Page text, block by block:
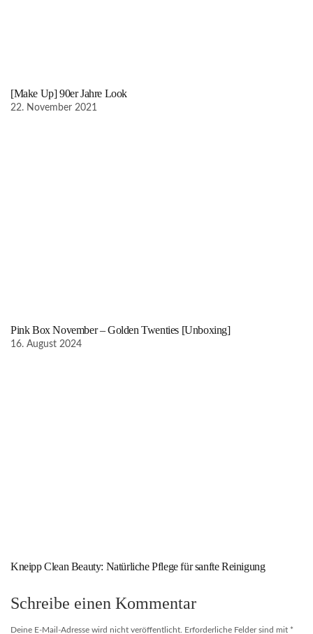
[Make Up] 90er Jahre Look
22. November 2021
Pink Box November – Golden Twenties [Unboxing]
16. August 2024
Kneipp Clean Beauty: Natürliche Pflege für sanfte Reinigung
Schreibe einen Kommentar
Deine E-Mail-Adresse wird nicht veröffentlicht. Erforderliche Felder sind mit *